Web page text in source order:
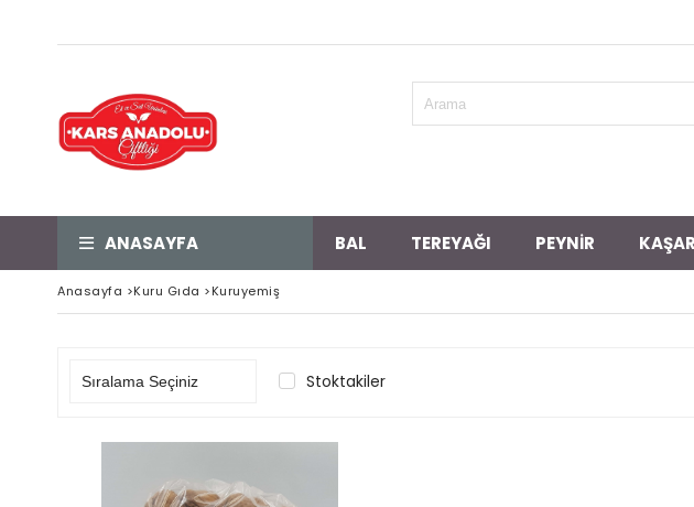
ANASAYFA BAL TEREYAĞI PEYNIR KAŞAR
Anasayfa >Kuru Gıda >Kuruyemiş
Stoktakiler